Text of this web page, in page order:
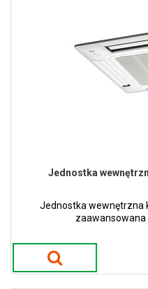
Jednostka
Jednostka wewnętrzna
zaawansowana